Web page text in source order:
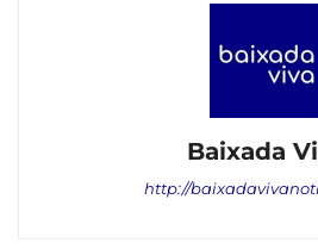
Baixada
http://